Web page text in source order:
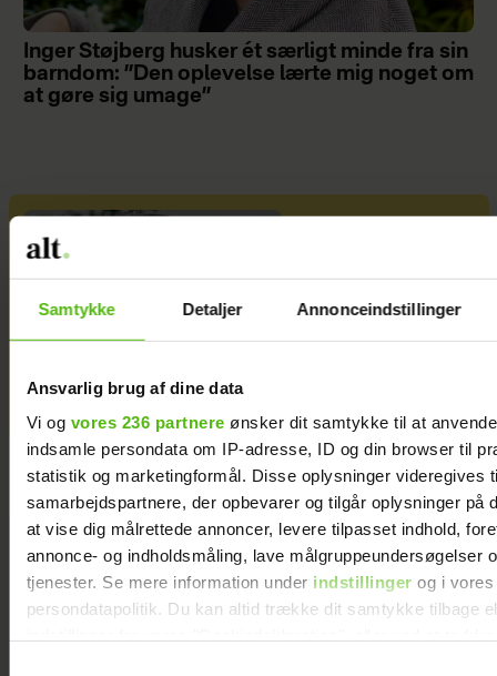
Samtykke Detaljer Annonceindstillinger
Ansvarlig brug af dine data
Vi og vores 236 partnere ønsker dit samtykke til at
indsamle persondata om IP-adresse, ID og din browser til
statistik og marketingformål. Disse oplysninger videregives
samarbejdspartnere, der opbevarer og tilgår oplysninger på
at vise dig målrettede annoncer, levere tilpasset indhold,
annonce- og indholdsmåling, lave målgruppeundersøgelser
tjenester. Se mere information under indstillinger og i vores
persondatapolitik. Du kan altid trække dit samtykke tilbage
Inger Støjberg husker ét særligt minde fra sin
barndom: ”Den oplevelse lærte mig noget om
at gøre sig umage”
min mand - da
jeg en dag gik
forbi hans hus,